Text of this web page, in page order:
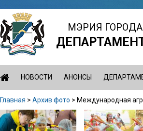
Jump
to
navigation
МЭРИЯ
НОВОСТИ АНОНСЫ
Вы
здесь
Главная > Архив фото > Международная
Back
to